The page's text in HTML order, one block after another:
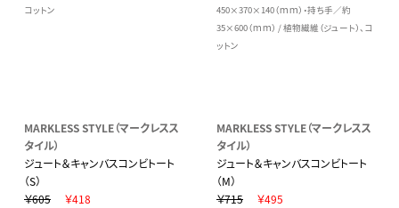
コットン
450×370×140（ｍｍ）・持ち手／約
35×600（ｍｍ） / 植物繊維（ジュート）、コ
ットン
MARKLESS STYLE（マークレスス
タイル）
ジュート＆キャンバスコンビトート
（S）
￥605
￥418
MARKLESS STYLE（マークレスス
タイル）
ジュート＆キャンバスコンビトート
（M）
￥715
￥495